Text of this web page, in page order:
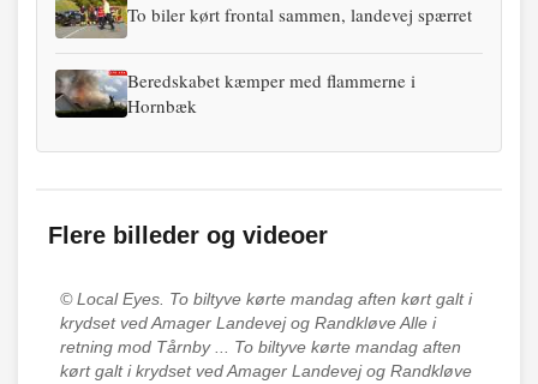
To biler kørt frontal sammen, landevej spærret
Beredskabet kæmper med flammerne i
Hornbæk
Flere billeder og videoer
© Local Eyes. To biltyve kørte mandag aften kørt galt i
krydset ved Amager Landevej og Randkløve Alle i
retning mod Tårnby ... To biltyve kørte mandag aften
kørt galt i krydset ved Amager Landevej og Randkløve